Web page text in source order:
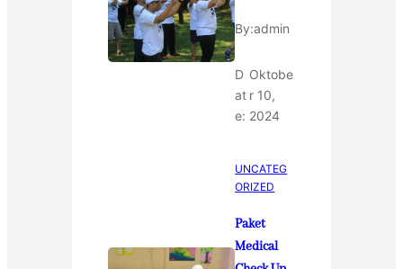
By:admin
D
at
e:
Oktobe
r 10,
2024
UNCATEG
ORIZED
Paket
Medical